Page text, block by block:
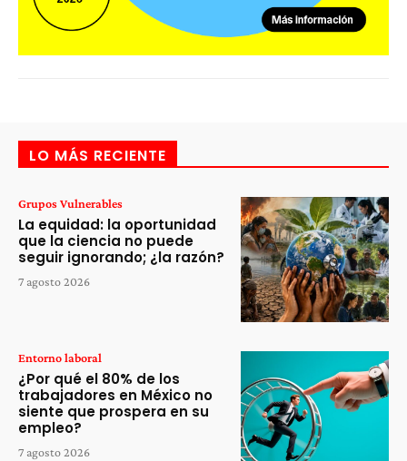
LO MÁS RECIENTE
Grupos Vulnerables
La equidad: la oportunidad
que la ciencia no puede
seguir ignorando; ¿la razón?
7 agosto 2026
Entorno laboral
¿Por qué el 80% de los
trabajadores en México no
siente que prospera en su
empleo?
7 agosto 2026